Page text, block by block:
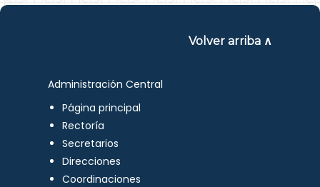
Volver arriba ∧
Administración Central
Página principal
Rectoría
Secretarios
Direcciones
Coordinaciones